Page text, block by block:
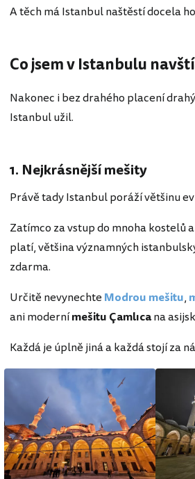
A těch má Istanbul naštěstí docela
Co jsem v Istanbulu
Nakonec i bez drahého placení
Istanbul užil.
1. Nejkrásnější mešity
Právě tady Istanbul poráží většinu
Zatímco za vstup do mnoha kostelů
platí, většina významných
zdarma.
Určitě nevynechte Modrou mešitu,
ani modernímešitu Çamlıcana
Každá je úplně jiná a každá stojí za